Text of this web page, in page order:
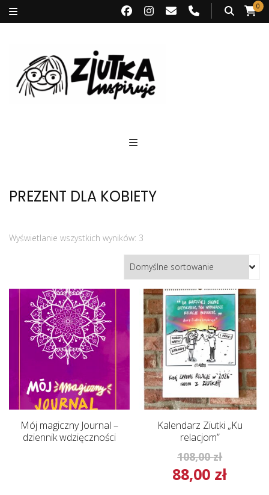
0
PREZENT DLA KOBIETY
Wyświetlanie wszystkich wyników: 3
Mój magiczny Journal –
dziennik wdzięczności
Kalendarz Ziutki „Ku
relacjom”
108,00zł
88,00 zł